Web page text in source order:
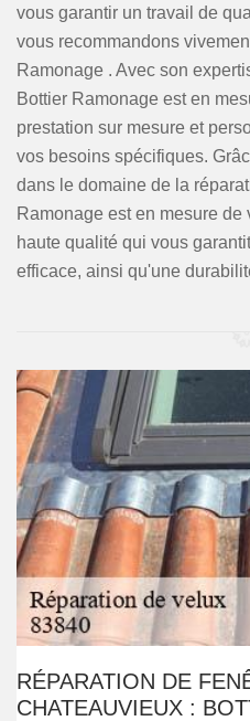
vous garantir un travail de
vous recommandons
Ramonage . Avec son
Bottier Ramonage est en
prestation sur mesure et
vos besoins spécifiques.
dans le domaine de la
Ramonage est en mesure de
haute qualité qui vous
efficace, ainsi qu'une
RÉPARATION DE
CHATEAUVIEUX :